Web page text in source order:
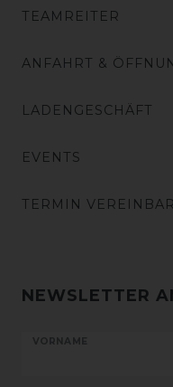
TEAMREITER
ANFAHRT &
LADENGESCHÄFT
EVENTS
TERMIN
NEWSLETTER
VORNAME